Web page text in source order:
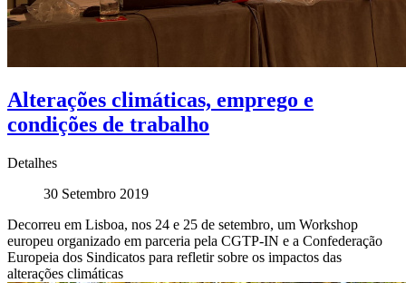
Alterações climáticas, emprego e
condições de trabalho
Detalhes
30 Setembro 2019
Decorreu em Lisboa, nos 24 e 25 de setembro, um Workshop
europeu organizado em parceria pela CGTP-IN e a Confederação
Europeia dos Sindicatos para refletir sobre os impactos das
alterações climáticas